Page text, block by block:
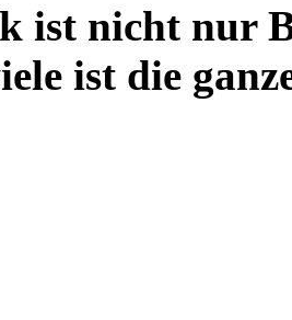
ist nicht nur
ist die